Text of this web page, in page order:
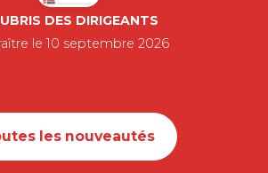
DES DIRIGEANTS
le 10 septembre 2026
les nouveautés